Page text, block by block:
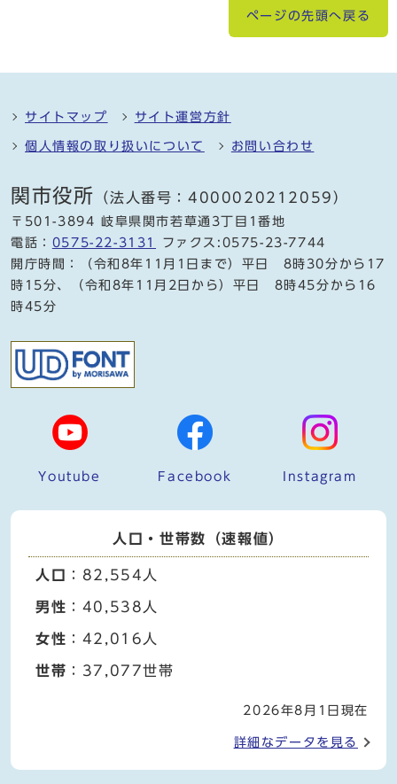
ページの先頭へ戻る
サイトマップ サイト運営方針
個人情報の取り扱いについて お問い合わせ
関市役所 （法人番号：4000020212059）
〒501-3894 岐阜県関市若草通3丁目1番地
電話： 0575-22-3131
ファクス:0575-23-7744
開庁時間：（令和8年11月1日まで）平日 8時30分から17
時15分、（令和8年11月2日から）平日 8時45分から16
時45分
Youtube Facebook Instagram
人口・世帯数（速報値）
人口 ：82,554人
男性 ：40,538人
女性 ：42,016人
世帯 ：37,077世帯
2026年8月1日現在
詳細なデータを見る